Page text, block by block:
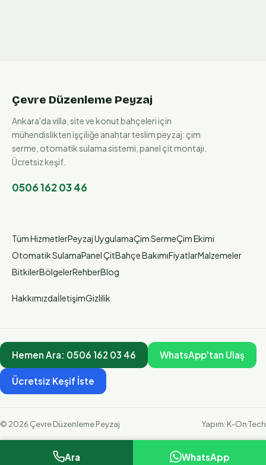
Çevre Düzenleme Peyzaj
Ankara'da villa, site ve konut bahçeleri için
mühendislikten işçiliğe anahtar teslim peyzaj: çim
serme, otomatik sulama sistemi, panel çit montajı.
Ücretsiz keşif.
0506 162 03 46
Tüm HizmetlerPeyzaj UygulamaÇim SermeÇim Ekimi
Otomatik SulamaPanel ÇitBahçe BakımıFiyatlarMalzemeler
BitkilerBölgelerRehberBlog
HakkımızdaİletişimGizlilik
Hemen Ara: 0506 162 03 46 WhatsApp'tan Ulaş
Ücretsiz Keşif İste
© 2026 Çevre Düzenleme Peyzaj Yapım: K-On Tech
Ara WhatsApp